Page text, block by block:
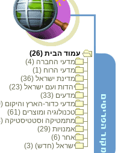
עמוד הבית (26)
מדעי החברה (4)
מדעי הרוח (1)
מדינת ישראל (36)
יהדות ועם ישראל (23)
מדעים (33)
מדעי כדור-הארץ והיקום (30)
טכנולוגיה ומוצרים (61)
מתמטיקה וסטטיסטיקה (48)
אמנויות (29)
אחר (6)
ישראל (חדש) (3)